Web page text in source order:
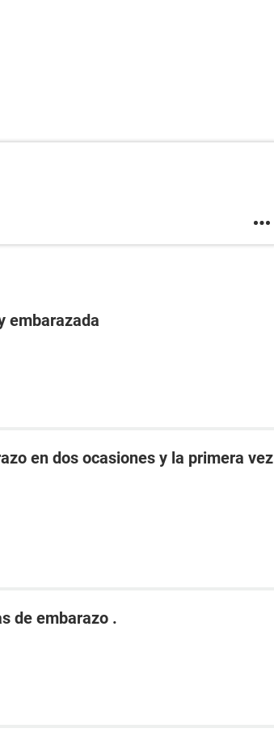
embarazada
en dos ocasiones y la primera vez
de embarazo .